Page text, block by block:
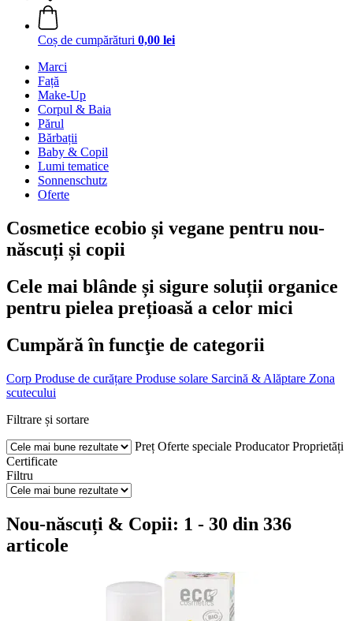
Coș de cumpărături 0,00 lei
Marci
Față
Make-Up
Corpul & Baia
Părul
Bărbații
Baby & Copil
Lumi tematice
Sonnenschutz
Oferte
Cosmetice ecobio și vegane pentru nou-
născuți și copii
Cele mai blânde și sigure soluții organice
pentru pielea prețioasă a celor mici
Cumpără în funcţie de categorii
Corp Produse de curățare Produse solare Sarcină & Alăptare Zona
scutecului
Filtrare și sortare
Preț Oferte speciale Producator Proprietăți
Certificate
Filtru
Nou-născuți & Copii: 1 - 30 din 336
articole